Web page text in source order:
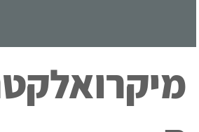
קומבה פעילה בתחום
לקחה חלק מרכזי
משמעותי בתחום